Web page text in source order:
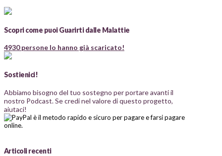
Scopri come puoi Guarirti dalle Malattie
4930 persone lo hanno già scaricato!
Sostienici!
Abbiamo bisogno del tuo sostegno per portare avanti il
nostro Podcast. Se credi nel valore di questo progetto,
aiutaci!
Articoli recenti